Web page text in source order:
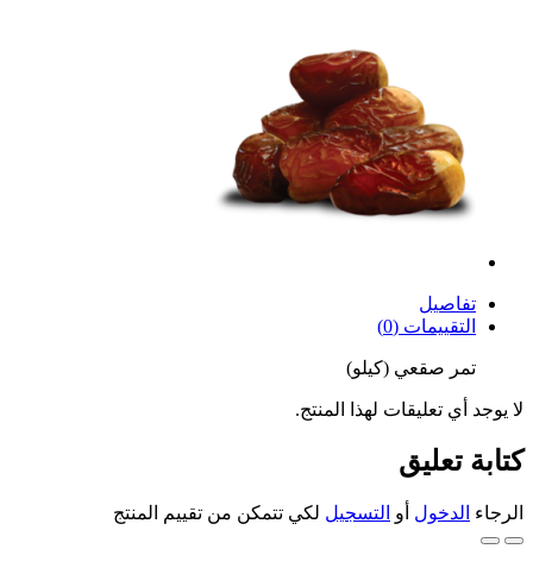
تفاصيل
التقييمات (0)
تمر صقعي (كيلو)
لا يوجد أي تعليقات لهذا المنتج.
كتابة تعليق
الرجاء الدخول أو التسجيل لكي تتمكن من تقييم المنتج